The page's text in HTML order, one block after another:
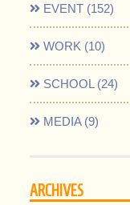
EVENT (152)
WORK (10)
SCHOOL (24)
MEDIA (9)
ARCHIVES